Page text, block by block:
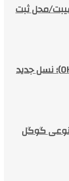
با ۸ سال غیبت/محل ثبت
معرفی کرکره فولادی اوکر (OKER)؛ نسل جدید
گوگل